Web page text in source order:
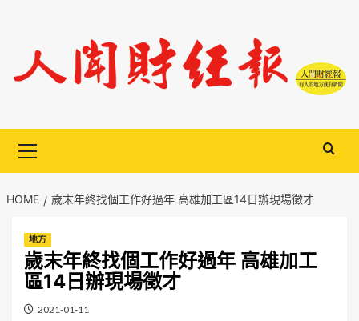
content
Menu
HOME 歲末年終找個工作好過年 高雄加工區14日辦現場徵才
地方
歲末年終找個工作好過年 高雄加工
區14日辦現場徵才
2021-01-11